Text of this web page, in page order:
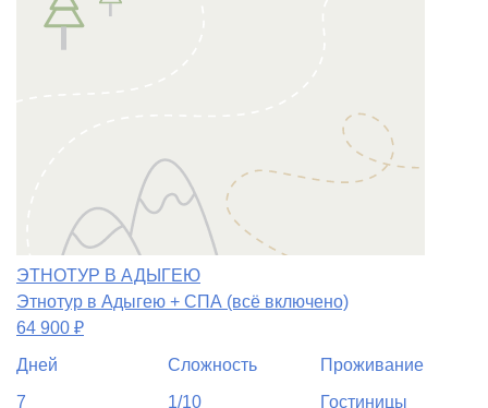
ЭТНОТУР В АДЫГЕЮ
Этнотур в Адыгею + СПА (всё включено)
64 900 ₽
Дней
7
Сложность
1/10
Проживание
Гостиницы